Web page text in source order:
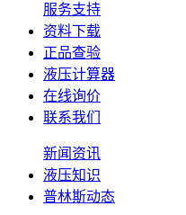
服务支持
资料下载
正品查验
液压计算器
在线询价
联系我们
新闻资讯
液压知识
普林斯动态